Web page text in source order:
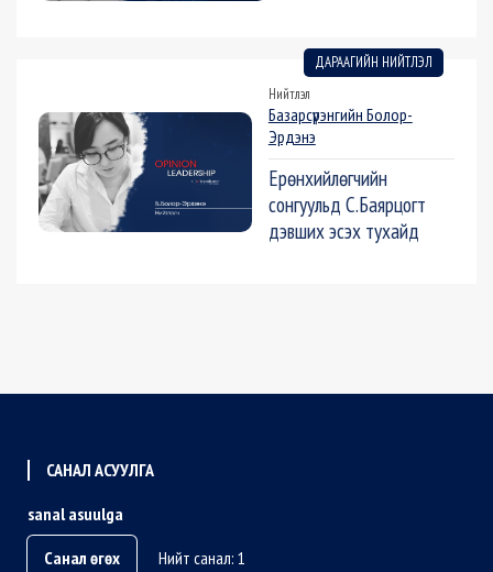
ДАРААГИЙН НИЙТЛЭЛ
Нийтлэл
Базарсүрэнгийн Болор-
Эрдэнэ
Ерөнхийлөгчийн
сонгуульд С.Баярцогт
дэвших эсэх тухайд
САНАЛ АСУУЛГА
sanal asuulga
Санал өгөх
Нийт санал: 1